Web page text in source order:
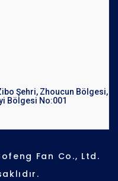
Şehri, Zhoucun Bölgesi,
Bölgesi No:001
Fan Co., Ltd.